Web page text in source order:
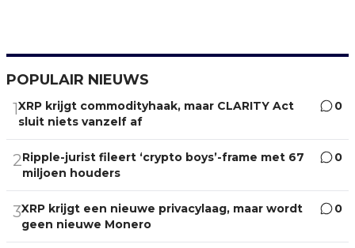
POPULAIR NIEUWS
1XRP krijgt commodityhaak, maar CLARITY Act
sluit niets vanzelf af
0
2Ripple-jurist fileert ‘crypto boys’-frame met 67
miljoen houders
0
3XRP krijgt een nieuwe privacylaag, maar wordt
geen nieuwe Monero
0